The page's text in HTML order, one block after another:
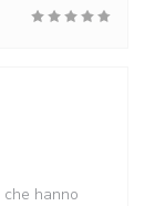
hanno